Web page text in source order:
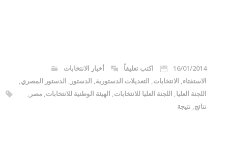
16/01/2014 اكتب تعليقاً
أخبار الانتخابات
الاستفتاء, الانتخابات, التعديلات الدستورية, الدستور , الدستور المصري,
اللجنة العليا, اللجنة العليا للانتخابات, الهيئة الوطنية للانتخابات,مصر ,
نتائج, نتيجة